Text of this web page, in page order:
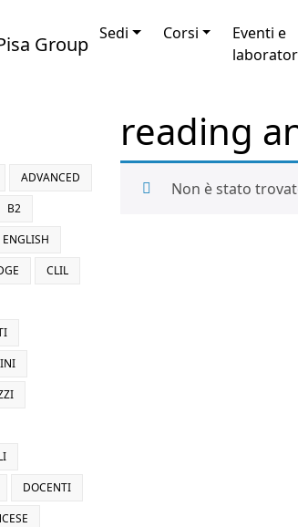
Sedi
Corsi
Eventi e
reading
Non è stato
ADVANCED
B2
CLIL
DOCENTI